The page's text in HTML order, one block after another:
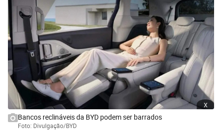
x
Bancos reclináveis da BYD podem ser barrados
Foto: Divulgação/BYD